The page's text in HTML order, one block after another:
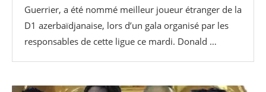
Guerrier, a été nommé meilleur joueur étranger de la
D1 azerbaïdjanaise, lors d’un gala organisé par les
responsables de cette ligue ce mardi. Donald …